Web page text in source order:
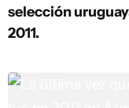
selección
2011.